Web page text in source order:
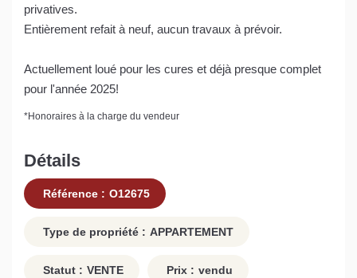
privatives.
Entièrement refait à neuf, aucun travaux à prévoir.
Actuellement loué pour les cures et déjà presque complet
pour l'année 2025!
*Honoraires à la charge du vendeur
Détails
Référence : O12675
Type de propriété : APPARTEMENT
Statut : VENTE Prix : vendu